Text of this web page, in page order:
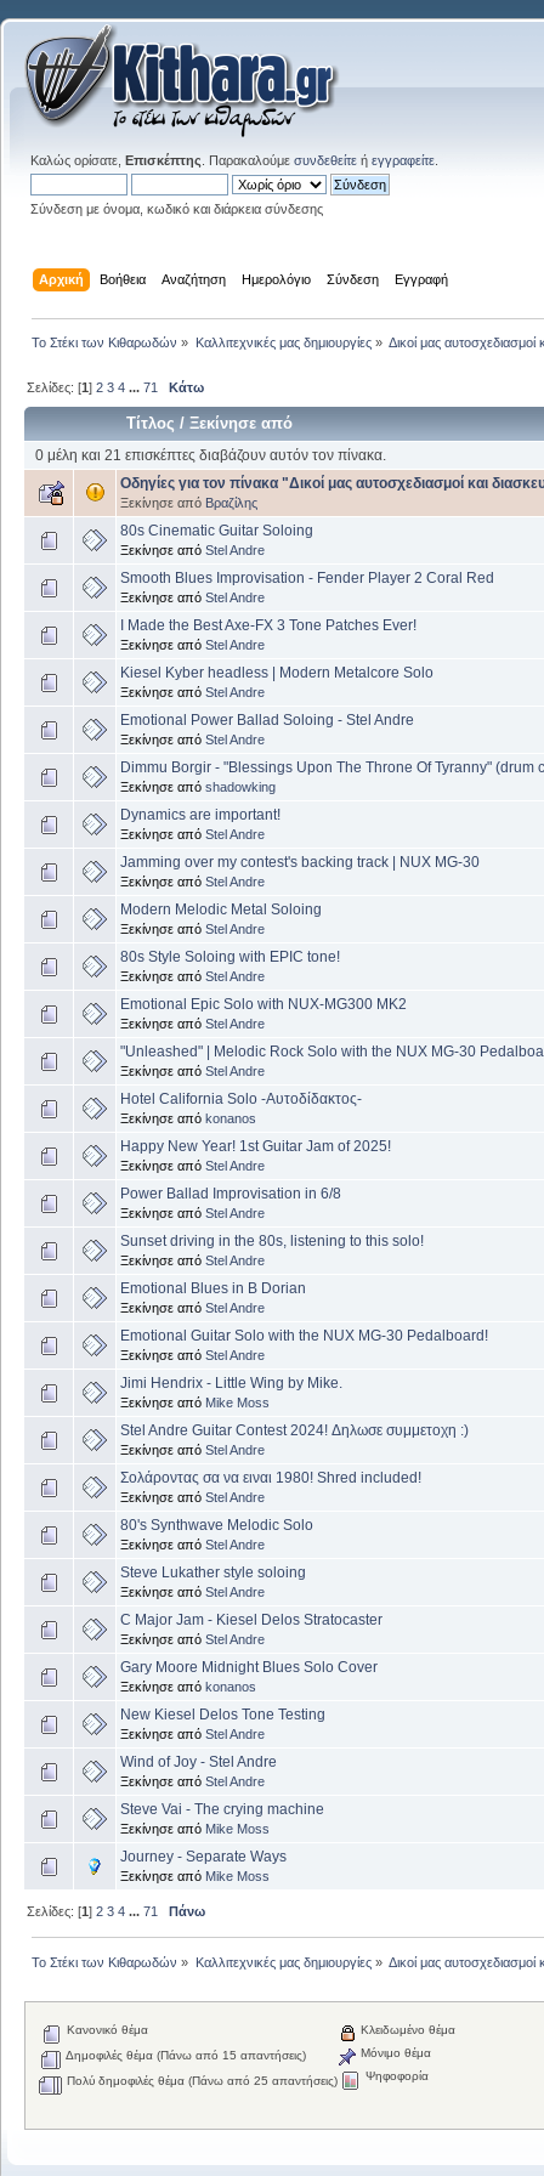
Καλώς ορίσατε, Επισκέπτης . Παρακαλούμε συνδεθείτε ή εγγραφείτε
Σύνδεση με όνομα, κωδικό και διάρκεια σύνδεσης
Αρχική Βοήθεια Αναζήτηση Ημερολόγιο Σύνδεση Εγγραφή
Το Στέκι των Κιθαρωδών » Καλλιτεχνικές μας δημιουργίες» Δικοί μας αυτοσχεδιασμοί
Σελίδες: [1]2 3 4 ...71 Κάτω
Τίτλος /Ξεκίνησε από
0 μέλη και 21 επισκέπτες διαβάζουν αυτόν τον πίνακα.
Οδηγίες για τον πίνακα "Δικοί μας αυτοσχεδιασμοί και
Ξεκίνησε από Βραζίλης
80s Cinematic Guitar Soloing
Ξεκίνησε από Stel Andre
Smooth Blues Improvisation - Fender Player 2 Coral Red
Ξεκίνησε από Stel Andre
I Made the Best Axe-FX 3 Tone Patches Ever!
Ξεκίνησε από Stel Andre
Kiesel Kyber headless | Modern Metalcore Solo
Ξεκίνησε από Stel Andre
Emotional Power Ballad Soloing - Stel Andre
Ξεκίνησε από Stel Andre
Dimmu Borgir - "Blessings Upon The Throne Of Tyranny" (drum
Ξεκίνησε από shadowking
Dynamics are important!
Ξεκίνησε από Stel Andre
Jamming over my contest's backing track | NUX MG-30
Ξεκίνησε από Stel Andre
Modern Melodic Metal Soloing
Ξεκίνησε από Stel Andre
80s Style Soloing with EPIC tone!
Ξεκίνησε από Stel Andre
Emotional Epic Solo with NUX-MG300 MK2
Ξεκίνησε από Stel Andre
"Unleashed" | Melodic Rock Solo with the NUX MG-30
Ξεκίνησε από Stel Andre
Hotel California Solo -Αυτοδίδακτος-
Ξεκίνησε από konanos
Happy New Year! 1st Guitar Jam of 2025!
Ξεκίνησε από Stel Andre
Power Ballad Improvisation in 6/8
Ξεκίνησε από Stel Andre
Sunset driving in the 80s, listening to this solo!
Ξεκίνησε από Stel Andre
Emotional Blues in B Dorian
Ξεκίνησε από Stel Andre
Emotional Guitar Solo with the NUX MG-30 Pedalboard!
Ξεκίνησε από Stel Andre
Jimi Hendrix - Little Wing by Mike.
Ξεκίνησε από Mike Moss
Stel Andre Guitar Contest 2024! Δηλωσε συμμετοχη :)
Ξεκίνησε από Stel Andre
Σολάροντας σα να ειναι 1980! Shred included!
Ξεκίνησε από Stel Andre
80's Synthwave Melodic Solo
Ξεκίνησε από Stel Andre
Steve Lukather style soloing
Ξεκίνησε από Stel Andre
C Major Jam - Kiesel Delos Stratocaster
Ξεκίνησε από Stel Andre
Gary Moore Midnight Blues Solo Cover
Ξεκίνησε από konanos
New Kiesel Delos Tone Testing
Ξεκίνησε από Stel Andre
Wind of Joy - Stel Andre
Ξεκίνησε από Stel Andre
Steve Vai - The crying machine
Ξεκίνησε από Mike Moss
Journey - Separate Ways
Ξεκίνησε από Mike Moss
Σελίδες: [1]2 3 4 ...71 Πάνω
Το Στέκι των Κιθαρωδών » Καλλιτεχνικές μας δημιουργίες» Δικοί μας αυτοσχεδιασμοί
Κανονικό θέμα
Δημοφιλές θέμα (Πάνω από 15 απαντήσεις)
Πολύ δημοφιλές θέμα (Πάνω από 25 απαντήσεις)
Κλειδωμένο θέμα
Μόνιμο θέμα
Ψηφοφορία